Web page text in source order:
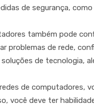
de segurança,
também pode
problemas de rede,
de tecnologia,
de computadores,
você deve ter